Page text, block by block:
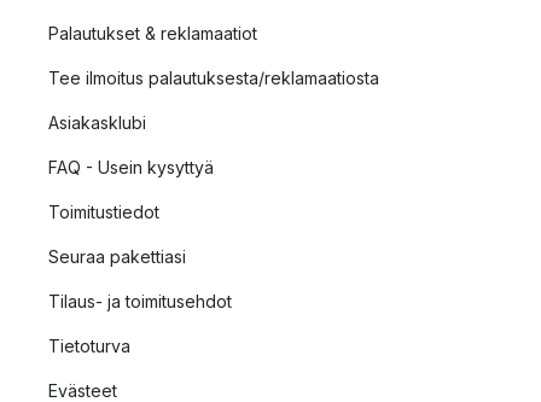
Palautukset & reklamaatiot
Tee ilmoitus palautuksesta/reklamaatiosta
Asiakasklubi
FAQ - Usein kysyttyä
Toimitustiedot
Seuraa pakettiasi
Tilaus- ja toimitusehdot
Tietoturva
Evästeet